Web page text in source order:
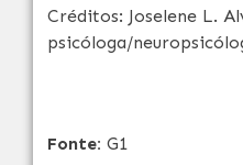
Créditos: Joselene L.
psicóloga/
Fonte: G1